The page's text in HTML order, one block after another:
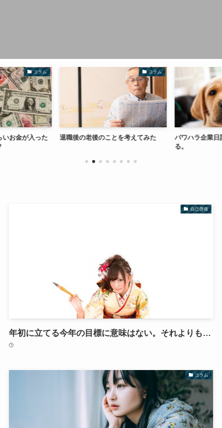
コラム
お金が入った
コラム
退職後の老後のことを考えてみた
パワハラ企業日
る。
自己啓発
年初に立てる今年の目標に意味はない。それよりも…
コラム